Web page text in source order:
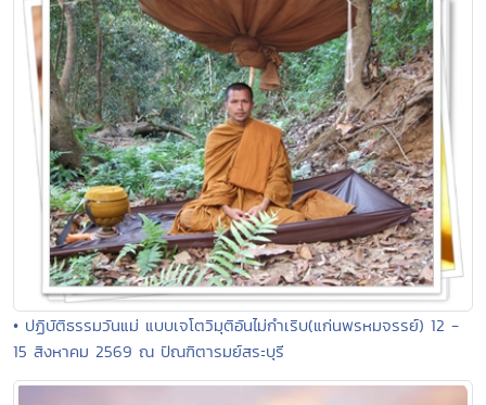
• ปฏิบัติธรรมวันแม่ แบบเจโตวิมุติอันไม่กำเริบ(แก่นพรหมจรรย์) 12 -
15 สิงหาคม 2569 ณ ปัณฑิตารมย์สระบุรี